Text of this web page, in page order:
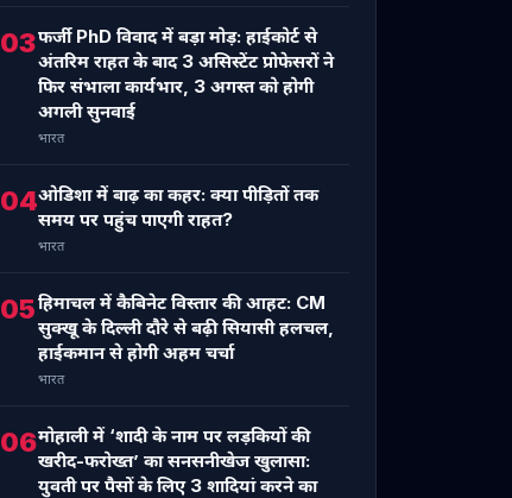
03फर्जी PhD विवाद में बड़ा मोड़: हाईकोर्ट से
अंतरिम राहत के बाद 3 असिस्टेंट प्रोफेसरों ने
फिर संभाला कार्यभार, 3 अगस्त को होगी
अगली सुनवाई
भारत
04ओडिशा में बाढ़ का कहर: क्या पीड़ितों तक
समय पर पहुंच पाएगी राहत?
भारत
05हिमाचल में कैबिनेट विस्तार की आहट: CM
सुक्खू के दिल्ली दौरे से बढ़ी सियासी हलचल,
हाईकमान से होगी अहम चर्चा
भारत
06मोहाली में ‘शादी के नाम पर लड़कियों की
खरीद-फरोख्त’ का सनसनीखेज खुलासा:
युवती पर पैसों के लिए 3 शादियां करने का